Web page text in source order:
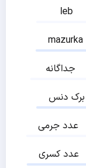
leb
mazurka
جداگانه
برک دنس
عدد جرمی
عدد کسری